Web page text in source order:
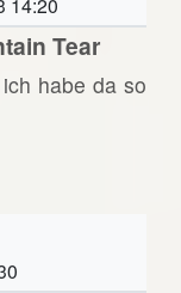
Tear
habe da so